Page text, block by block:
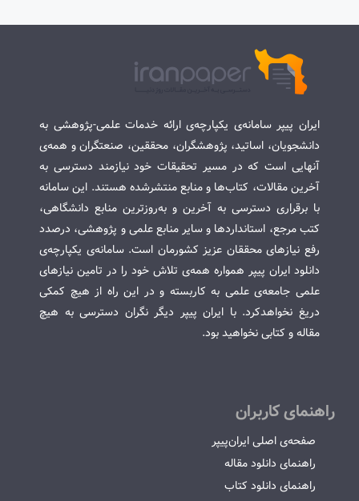
ایران پیپر سامانه‌ی یکپارچه‌ی ارائه خدمات علمی-پژوهشی به
دانشجویان، اساتید، پژوهشگران، محققین، صنعتگران و همه‌ی
آنهایی است که در مسیر تحقیقات خود نیازمند دسترسی به
آخرین مقالات، کتاب‌ها و منابع منتشرشده هستند. این سامانه
با برقراری دسترسی به آخرین و به‌روزترین منابع دانشگاهی،
کتب مرجع، استانداردها و سایر منابع علمی و پژوهشی، درصدد
رفع نیازهای محققان عزیز کشورمان است. سامانه‌ی یکپارچه‌ی
دانلود ایران پیپر همواره همه‌ی تلاش خود را در تامین نیازهای
علمی جامعه‌ی علمی به کاربسته و در این راه از هیچ کمکی
دریغ نخواهدکرد. با ایران پیپر دیگر نگران دسترسی به هیچ
مقاله و کتابی نخواهید بود.
راهنمای کاربران
صفحه‌ی اصلی ایران‌پیپر
راهنمای دانلود مقاله
راهنمای دانلود کتاب